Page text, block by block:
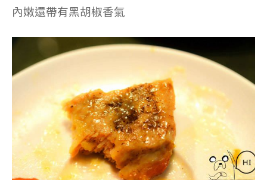
內嫩還帶有黑胡椒香氣